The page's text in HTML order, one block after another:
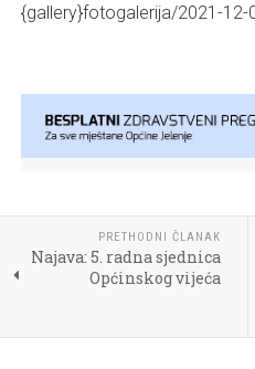
{gallery}fotogalerija/2021-12-
PRETHODNI ČLANAK
Najava: 5. radna sjednica
Općinskog vijeća